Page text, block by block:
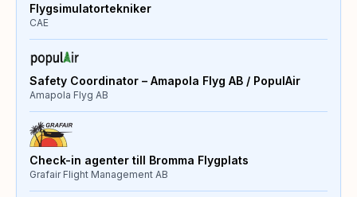
Flygsimulatortekniker
CAE
Safety Coordinator – Amapola Flyg AB / PopulAir
Amapola Flyg AB
Check-in agenter till Bromma Flygplats
Grafair Flight Management AB